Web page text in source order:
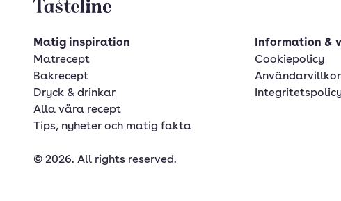
Tasteline startsida
Matig inspiration
Matrecept
Bakrecept
Dryck & drinkar
Alla våra recept
Tips, nyheter och matig fakta
Information &
Cookiepolicy
Användarvillkor
© 2026. All rights reserved.